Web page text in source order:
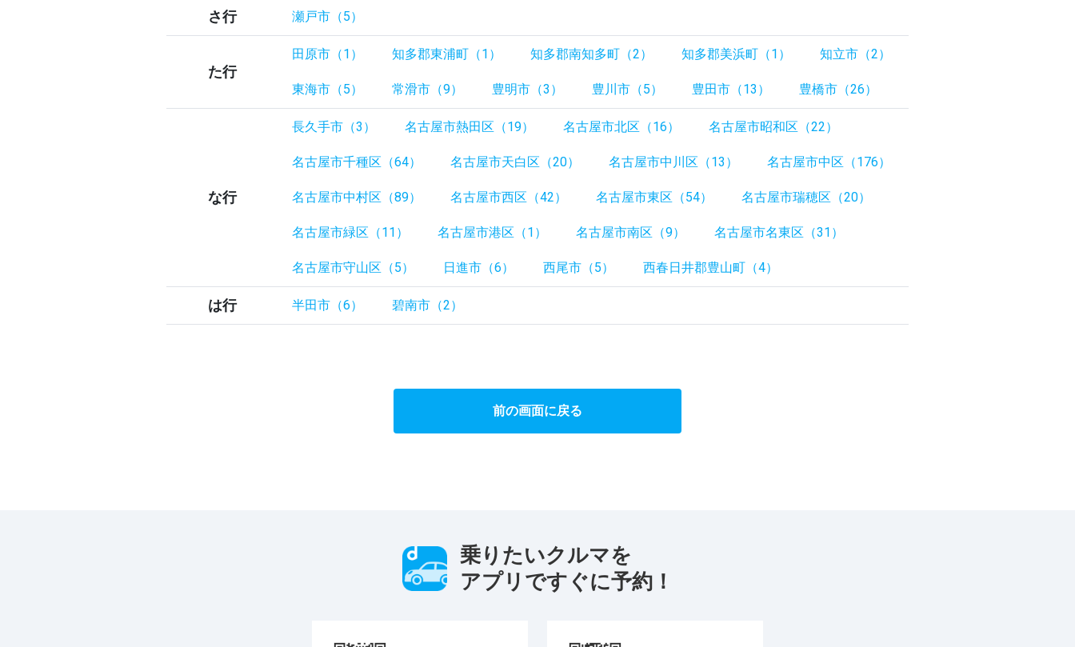
さ行 瀬戸市（5）
た行
田原市（1） 知多郡東浦町（1） 知多郡南知多町（2） 知多郡美浜町（1） 知立市（2）
東海市（5） 常滑市（9） 豊明市（3） 豊川市（5） 豊田市（13） 豊橋市（26）
な行
長久手市（3） 名古屋市熱田区（19） 名古屋市北区（16） 名古屋市昭和区（22）
名古屋市千種区（64） 名古屋市天白区（20） 名古屋市中川区（13） 名古屋市中区（176）
名古屋市中村区（89） 名古屋市西区（42） 名古屋市東区（54） 名古屋市瑞穂区（20）
名古屋市緑区（11） 名古屋市港区（1） 名古屋市南区（9） 名古屋市名東区（31）
名古屋市守山区（5） 日進市（6） 西尾市（5） 西春日井郡豊山町（4）
は行 半田市（6） 碧南市（2）
前の画面に戻る
乗りたいクルマを
アプリですぐに予約！